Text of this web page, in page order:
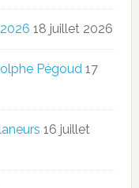
18 juillet 2026
Pégoud 17
16 juillet